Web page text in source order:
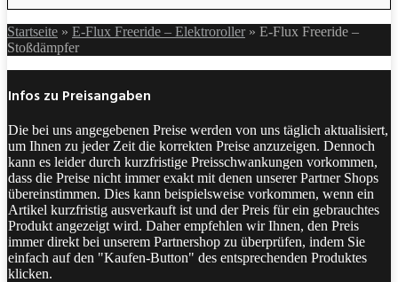
Startseite » E-Flux Freeride – Elektroroller» E-Flux Freeride –
Stoßdämpfer
Infos zu Preisangaben
Die bei uns angegebenen Preise werden von uns täglich aktualisiert,
um Ihnen zu jeder Zeit die korrekten Preise anzuzeigen. Dennoch
kann es leider durch kurzfristige Preisschwankungen vorkommen,
dass die Preise nicht immer exakt mit denen unserer Partner Shops
übereinstimmen. Dies kann beispielsweise vorkommen, wenn ein
Artikel kurzfristig ausverkauft ist und der Preis für ein gebrauchtes
Produkt angezeigt wird. Daher empfehlen wir Ihnen, den Preis
immer direkt bei unserem Partnershop zu überprüfen, indem Sie
einfach auf den "Kaufen-Button" des entsprechenden Produktes
klicken.